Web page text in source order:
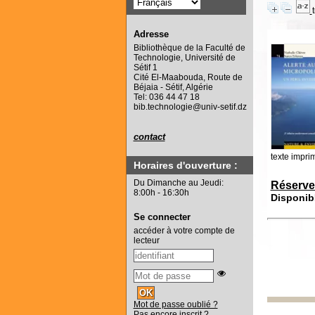
texte
Adresse
Bibliothèque de la Faculté de
Technologie, Université de
Sétif 1
Cité El-Maabouda, Route de
Béjaia - Sétif, Algérie
Tel: 036 44 47 18
bib.technologie@univ-setif.dz
contact
Horaires d'ouverture :
Du Dimanche au Jeudi:
8:00h - 16:30h
Se connecter
accéder à votre compte de
lecteur
Mot de passe oublié ?